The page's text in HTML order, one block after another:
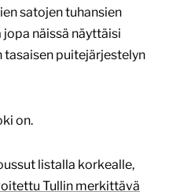
satojen tuhansien
näissä näyttäisi
tasaisen puitejärjestelyn
on.
listalla korkealle,
Tullin merkittävä